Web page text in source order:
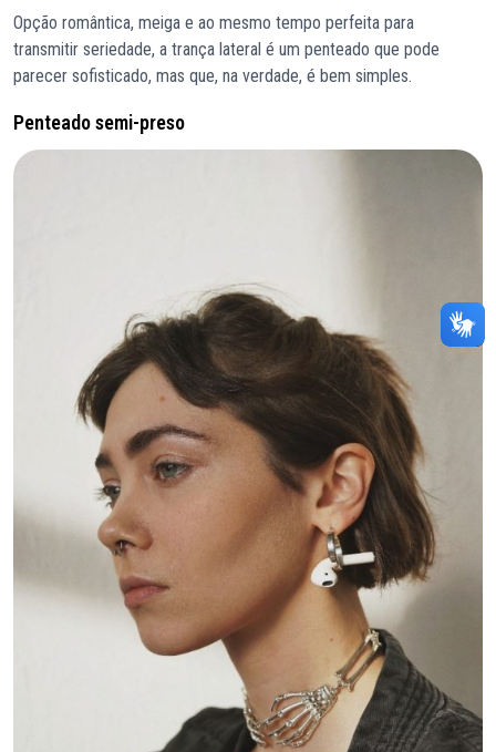
Opção romântica, meiga e ao mesmo tempo perfeita para
transmitir seriedade, a trança lateral é um penteado que pode
parecer sofisticado, mas que, na verdade, é bem simples.
Penteado semi-preso